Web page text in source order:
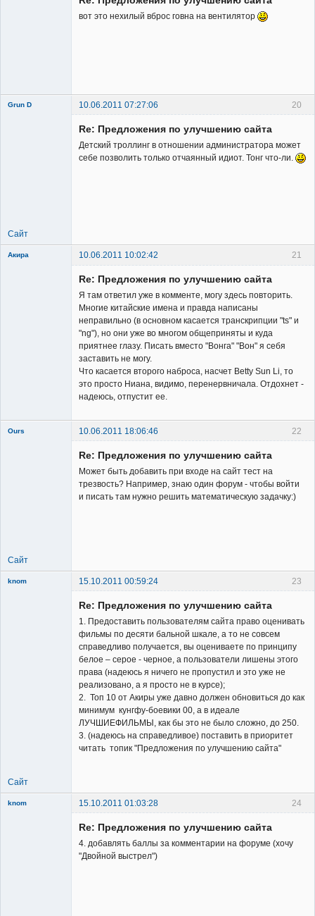
вот это нехилый вброс говна на вентилятор
20
Grun D 10.06.2011 07:27:06
Re: Предложения по улучшению сайта
Детский троллинг в отношении администратора может
себе позволить только отчаянный идиот. Тонг что-ли.
Сайт
21
Акира 10.06.2011 10:02:42
Re: Предложения по улучшению сайта
Я там ответил уже в комменте, могу здесь повторить.
Многие китайские имена и правда написаны
неправильно (в основном касается транскрипции "ts" и
"ng"), но они уже во многом общеприняты и куда
приятнее глазу. Писать вместо "Вонга" "Вон" я себя
заставить не могу.
Что касается второго наброса, насчет Betty Sun Li, то
это просто Ниана, видимо, перенервничала. Отдохнет -
надеюсь, отпустит ее.
22
Ours 10.06.2011 18:06:46
Re: Предложения по улучшению сайта
Может быть добавить при входе на сайт тест на
трезвость? Например, знаю один форум - чтобы войти
и писать там нужно решить математическую задачку:)
Сайт
23
knom 15.10.2011 00:59:24
Re: Предложения по улучшению сайта
1. Предоставить пользователям сайта право оценивать
фильмы по десяти бальной шкале, а то не совсем
справедливо получается, вы оцениваете по принципу
белое – серое - черное, а пользователи лишены этого
права (надеюсь я ничего не пропустил и это уже не
реализовано, а я просто не в курсе);
2. Топ 10 от Акиры уже давно должен обновиться до как
минимум кунгфу-боевики 00, а в идеале
ЛУЧШИЕФИЛЬМЫ, как бы это не было сложно, до 250.
3. (надеюсь на справедливое) поставить в приоритет
читать топик "Предложения по улучшению сайта"
Сайт
24
knom 15.10.2011 01:03:28
Re: Предложения по улучшению сайта
4. добавлять баллы за комментарии на форуме (хочу
"Двойной выстрел")